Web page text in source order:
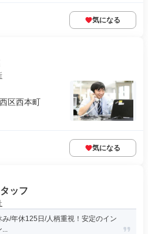
気になる
区西本町
気になる
ッフ
/年休125日/人柄重視！安定のイン
...